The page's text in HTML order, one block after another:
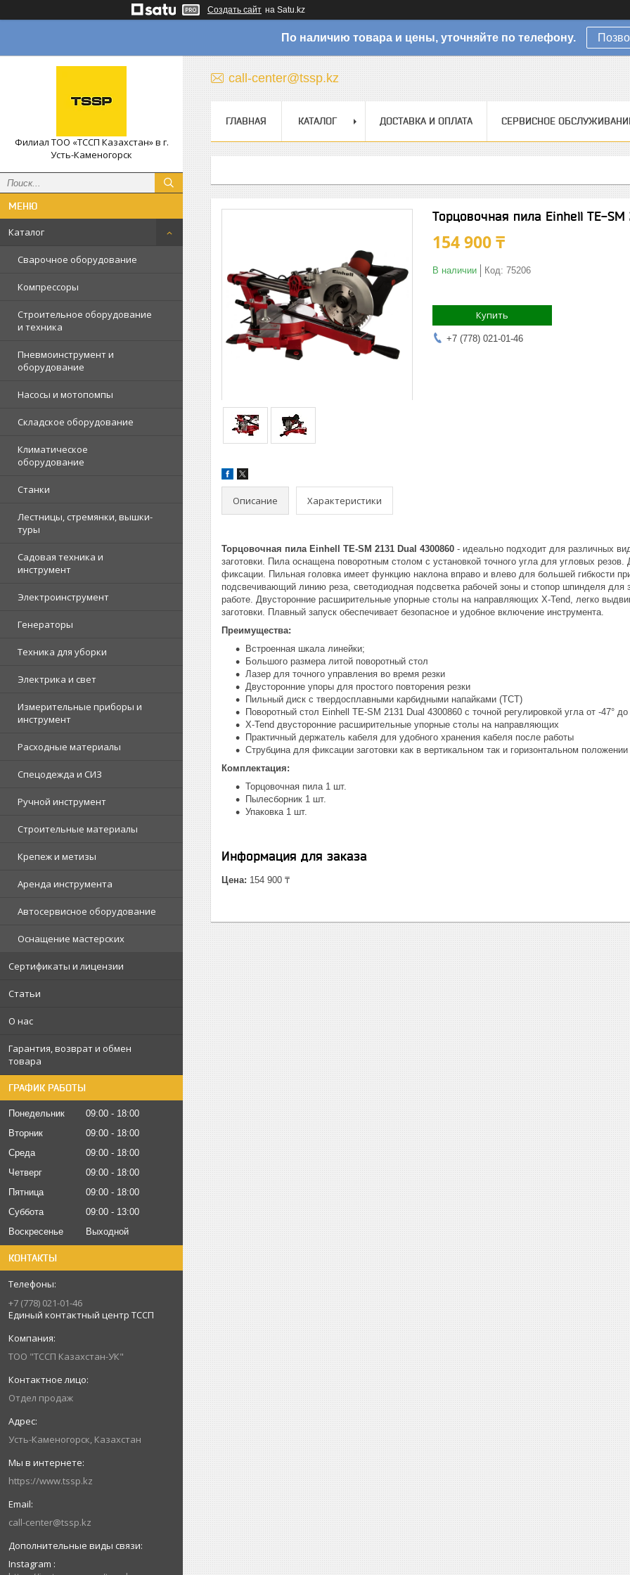
Создать сайт на Satu.kz
По наличию товара и цены, уточняйте по телефону.
Филиал ТОО «ТССП Казахстан» в г.
Усть-Каменогорск
Каталог
Сварочное оборудование
Компрессоры
Строительное оборудование
и техника
Пневмоинструмент и
оборудование
Насосы и мотопомпы
Складское оборудование
Климатическое
оборудование
Станки
Лестницы, стремянки, вышки-
туры
Садовая техника и
инструмент
Электроинструмент
Генераторы
Техника для уборки
Электрика и свет
Измерительные приборы и
инструмент
Расходные материалы
Спецодежда и СИЗ
Ручной инструмент
Строительные материалы
Крепеж и метизы
Аренда инструмента
Автосервисное оборудование
Оснащение мастерских
Сертификаты и лицензии
Статьи
О нас
Гарантия, возврат и обмен
товара
ГРАФИК РАБОТЫ
Понедельник 09:00
18:00
Вторник
09:00
18:00
Среда
09:00
18:00
Четверг
09:00
18:00
Пятница
09:00
18:00
Суббота
09:00
13:00
Воскресенье
Выходной
КОНТАКТЫ
+7 (778) 021-01-46
Единый контактный центр ТССП
ТОО "ТССП Казахстан-УК"
Отдел продаж
Усть-Каменогорск, Казахстан
https://www.tssp.kz
call-center@tssp.kz
Instagram
call-center@tssp.kz
ГЛАВНАЯ КАТАЛОГ ДОСТАВКА И ОПЛАТА СЕРВИСНОЕ
Торцовочная пила Einhell TE-
154 900 ₸
В наличии Код: 75206
Купить
+7 (778) 021-01-46
Описание Характеристики
Торцовочная пила Einhell TE-SM 2131 Dual 4300860 - идеально подходит для различных
заготовки. Пила оснащена поворотным столом с установкой точного угла для угловых
фиксации. Пильная головка имеет функцию наклона вправо и влево для большей гибкости
подсвечивающий линию реза, светодиодная подсветка рабочей зоны и стопор шпинделя
работе. Двусторонние расширительные упорные столы на направляющих X-Tend, легко
заготовки. Плавный запуск обеспечивает безопасное и удобное включение инструмента.
Преимущества:
Встроенная шкала линейки;
Большого размера литой поворотный стол
Лазер для точного управления во время резки
Двусторонние упоры для простого повторения резки
Пильный диск с твердосплавными карбидными напайками (ТСТ)
Поворотный стол Einhell TE-SM 2131 Dual 4300860 с точной регулировкой угла от -47° до
X-Tend двусторонние расширительные упорные столы на направляющих
Практичный держатель кабеля для удобного хранения кабеля после работы
Струбцина для фиксации заготовки как в вертикальном так и горизонтальном положении
Комплектация:
Торцовочная пила 1 шт.
Пылесборник 1 шт.
Упаковка 1 шт.
Информация для заказа
Цена: 154 900 ₸